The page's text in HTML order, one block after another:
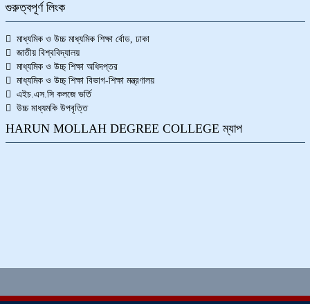
গুরুত্বপূর্ণ লিংক
মাধ্যমিক ও উচ্চ মাধ্যমিক শিক্ষা র্বোড, ঢাকা
জাতীয় বিশ্ববিদ্যালয়
মাধ্যমিক ও উচ্চ্ শিক্ষা অধিদপ্তর
মাধ্যমিক ও উচ্চ্ শিক্ষা বিভাগ-শিক্ষা মন্ত্রণালয়
এইচ.এস.সি কলজে ভর্তি
উচ্চ মাধ্যমকি উপবৃত্তি
HARUN MOLLAH DEGREE COLLEGE ম্যাপ